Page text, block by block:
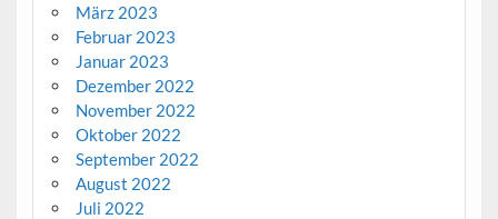
März 2023
Februar 2023
Januar 2023
Dezember 2022
November 2022
Oktober 2022
September 2022
August 2022
Juli 2022